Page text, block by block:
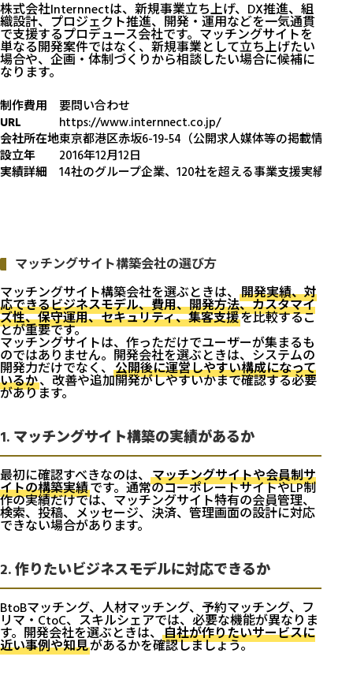
株式会社Internnectは、新規事業立ち上げ、DX推進、組
織設計、プロジェクト推進、開発・運用などを一気通貫
で支援するプロデュース会社です。マッチングサイトを
単なる開発案件ではなく、新規事業として立ち上げたい
場合や、企画・体制づくりから相談したい場合に候補に
なります。
制作費用
要問い合わせ
URL
https://www.internnect.co.jp/
会社所在地東京都港区赤坂6-19-54（公開求人媒体等の掲載情報）
設立年
2016年12月12日
実績詳細
14社のグループ企業、120社を超える事業支援実績を掲
マッチングサイト構築会社の選び方
マッチングサイト構築会社を選ぶときは、 開発実績、対
応できるビジネスモデル、費用、開発方法、カスタマイ
ズ性、保守運用、セキュリティ、集客支援を比較するこ
とが重要です。
マッチングサイトは、作っただけでユーザーが集まるも
のではありません。開発会社を選ぶときは、システムの
開発力だけでなく、 公開後に運営しやすい構成になって
いるか、改善や追加開発がしやすいかまで確認する必要
があります。
1. マッチングサイト構築の実績があるか
最初に確認すべきなのは、 マッチングサイトや会員制サ
イトの構築実績です。通常のコーポレートサイトやLP制
作の実績だけでは、マッチングサイト特有の会員管理、
検索、投稿、メッセージ、決済、管理画面の設計に対応
できない場合があります。
2. 作りたいビジネスモデルに対応できるか
BtoBマッチング、人材マッチング、予約マッチング、フ
リマ・CtoC、スキルシェアでは、必要な機能が異なりま
す。開発会社を選ぶときは、 自社が作りたいサービスに
近い事例や知見があるかを確認しましょう。